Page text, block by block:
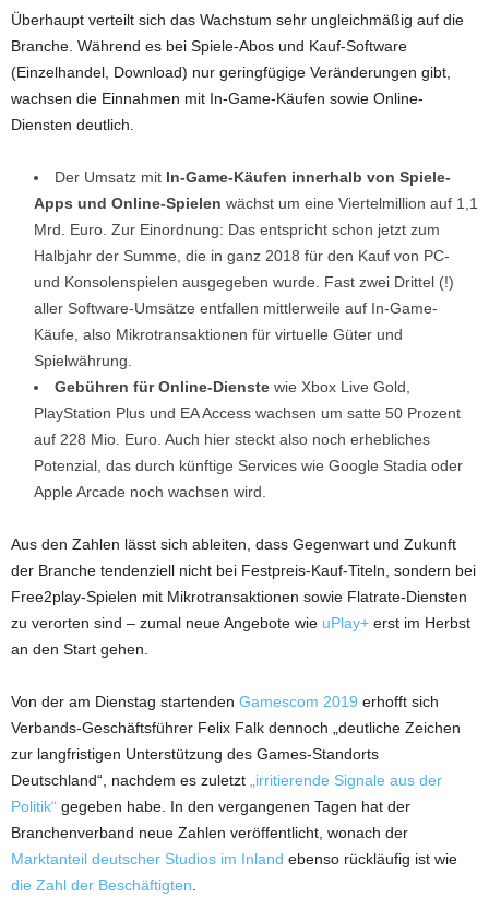
Überhaupt verteilt sich das Wachstum sehr ungleichmäßig auf die
Branche. Während es bei Spiele-Abos und Kauf-Software
(Einzelhandel, Download) nur geringfügige Veränderungen gibt,
wachsen die Einnahmen mit In-Game-Käufen sowie Online-
Diensten deutlich.
Der Umsatz mit In-Game-Käufen innerhalb von Spiele-
Apps und Online-Spielen wächst um eine Viertelmillion auf 1,1
Mrd. Euro. Zur Einordnung: Das entspricht schon jetzt zum
Halbjahr der Summe, die in ganz 2018 für den Kauf von PC-
und Konsolenspielen ausgegeben wurde. Fast zwei Drittel (!)
aller Software-Umsätze entfallen mittlerweile auf In-Game-
Käufe, also Mikrotransaktionen für virtuelle Güter und
Spielwährung.
Gebühren für Online-Dienste wie Xbox Live Gold,
PlayStation Plus und EA Access wachsen um satte 50 Prozent
auf 228 Mio. Euro. Auch hier steckt also noch erhebliches
Potenzial, das durch künftige Services wie Google Stadia oder
Apple Arcade noch wachsen wird.
Aus den Zahlen lässt sich ableiten, dass Gegenwart und Zukunft
der Branche tendenziell nicht bei Festpreis-Kauf-Titeln, sondern bei
Free2play-Spielen mit Mikrotransaktionen sowie Flatrate-Diensten
zu verorten sind – zumal neue Angebote wie uPlay+ erst im Herbst
an den Start gehen.
Von der am Dienstag startenden Gamescom 2019 erhofft sich
Verbands-Geschäftsführer Felix Falk dennoch „deutliche Zeichen
zur langfristigen Unterstützung des Games-Standorts
Deutschland“, nachdem es zuletzt
„irritierende Signale aus der
Politik“ gegeben habe. In den vergangenen Tagen hat der
Branchenverband neue Zahlen veröffentlicht, wonach der
Marktanteil deutscher Studios im Inland ebenso rückläufig ist wie
die Zahl der Beschäftigten